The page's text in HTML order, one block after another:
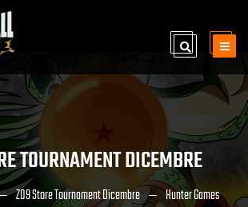
TOURNAMENT DICEMBRE
Z09 Store Tournament Dicembre Hunter Games